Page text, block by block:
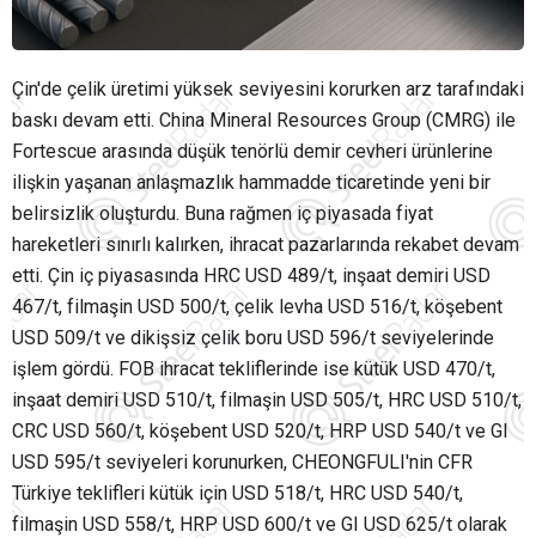
Çin'de çelik üretimi yüksek seviyesini korurken arz tarafındaki
baskı devam etti. China Mineral Resources Group (CMRG) ile
Fortescue arasında düşük tenörlü demir cevheri ürünlerine
ilişkin yaşanan anlaşmazlık hammadde ticaretinde yeni bir
belirsizlik oluşturdu. Buna rağmen iç piyasada fiyat
hareketleri sınırlı kalırken, ihracat pazarlarında rekabet devam
etti. Çin iç piyasasında HRC USD 489/t, inşaat demiri USD
467/t, filmaşin USD 500/t, çelik levha USD 516/t, köşebent
USD 509/t ve dikişsiz çelik boru USD 596/t seviyelerinde
işlem gördü. FOB ihracat tekliflerinde ise kütük USD 470/t,
inşaat demiri USD 510/t, filmaşin USD 505/t, HRC USD 510/t,
CRC USD 560/t, köşebent USD 520/t, HRP USD 540/t ve GI
USD 595/t seviyeleri korunurken, CHEONGFULI'nin CFR
Türkiye teklifleri kütük için USD 518/t, HRC USD 540/t,
filmaşin USD 558/t, HRP USD 600/t ve GI USD 625/t olarak